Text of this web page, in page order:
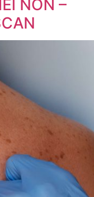
NON –